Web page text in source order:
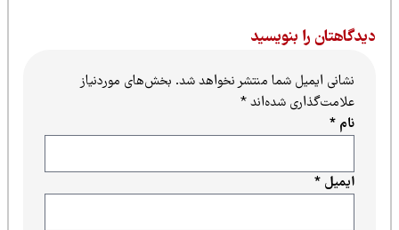
را بنویسید
نشانی ایمیل شما منتشر نخواهد شد.بخش‌های موردنیاز
علامت‌گذاری شده‌اند*
ایمیل*